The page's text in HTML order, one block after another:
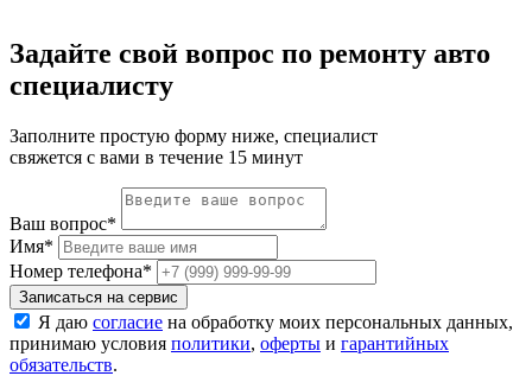
Задайте свой вопрос по ремонту авто
специалисту
Заполните простую форму ниже, специалист
свяжется с вами в течение 15 минут
Ваш вопрос*
Имя*
Номер телефона*
Записаться на сервис
Я даю согласие на обработку моих персональных данных,
принимаю условия политики, оферты и гарантийных
обязательств.